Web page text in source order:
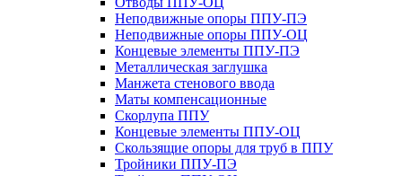
Неподвижные опоры ППУ-ПЭ
Неподвижные опоры ППУ-ОЦ
Концевые элементы ППУ-ПЭ
Металлическая заглушка
Манжета стенового ввода
Маты компенсационные
Скорлупа ППУ
Концевые элементы ППУ-ОЦ
Скользящие опоры для труб в ППУ
Тройники ППУ-ПЭ